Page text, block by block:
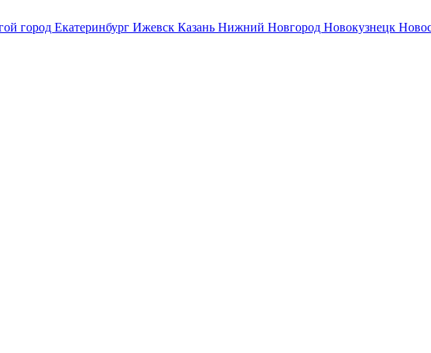
город Екатеринбург Ижевск Казань Нижний Новгород Новокузнецк